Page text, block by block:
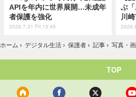
APIを年内に世界展開…未成年
者保護を強化
2026.7.31 Fri 13:45
ぶ
川
ホーム › デジタル生活 › 保護者 › 記事 › 写真・
TOP